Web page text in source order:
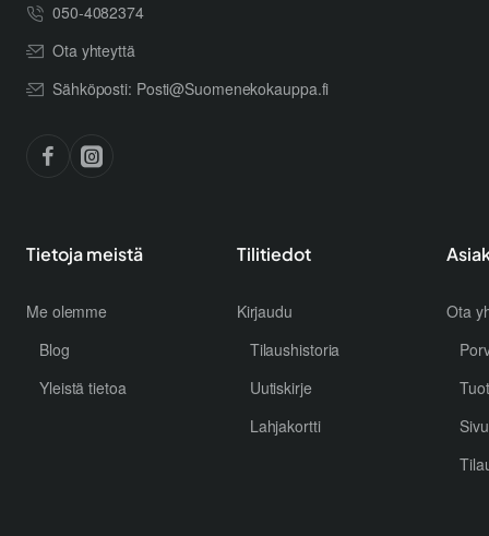
050-4082374
Ota yhteyttä
Sähköposti: Posti@Suomenekokauppa.fi
Tietoja meistä
Me olemme
Blog
Yleistä tietoa
Tilitiedot
Kirjaudu
Tilaushistoria
Uutiskirje
Lahjakortti
Ota